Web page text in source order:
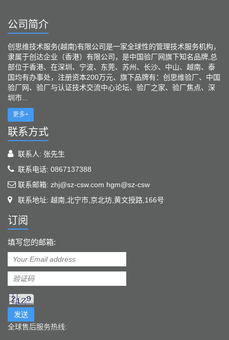
公司简介
创思维技术服务(越南)有限公司是一家全球性的管理技术服务机构，
隶属于创达企业（香港）有限公司，是中国验厂网旗下知名品牌,总
部位于香港、在深圳、宁波、东莞、苏州、长沙、中山、越南、泰
国均有办事处，注册资本200万元、旗下品牌有：创思维验厂、中国
验厂网、验厂与认证技术交流中心论坛、验厂之家、验厂焦点、深
圳市...
更多+
联系方式
联系人: 张先生
联系电话: 0867137388
联系邮箱: zhj@sz-csw.com hgm@sz-csw
联系地址: 越南,北宁市,京北坊,黄文授路,166号
订阅
填写您的邮箱:
发送
全球售后服务热线: